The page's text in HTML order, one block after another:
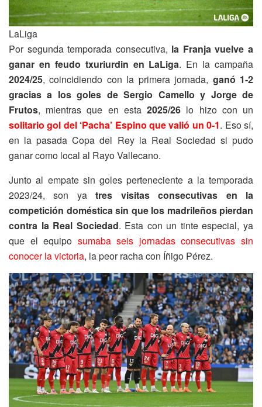
LaLiga
Por segunda temporada consecutiva, la Franja vuelve a
ganar en feudo txuriurdin en LaLiga. En la campaña
2024/25, coincidiendo con la primera jornada, ganó 1-2
gracias a los goles de Sergio Camello y Jorge de
Frutos, mientras que en esta2025/26 lo hizo con un
solitario gol del ‘Pacha’ Espino que valió un 0-1. Eso sí,
en la pasada Copa del Rey la Real Sociedad si pudo
ganar como local al Rayo Vallecano.
Junto al empate sin goles perteneciente a la temporada
2023/24, son yatres visitas consecutivas en la
competición doméstica sin que los madrileños pierdan
contra la Real Sociedad. Esta con un tinte especial, ya
que el equipo sumaba seis jornadas consecutivas sin
conocer la victoria, la peor racha con Íñigo Pérez.